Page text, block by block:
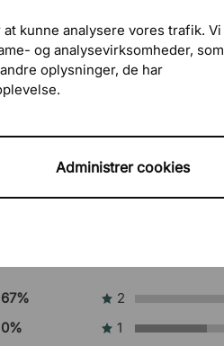
kunne analysere vores trafik. Vi
og analysevirksomheder, som
oplysninger, de har
Administrer cookies
67%
0%
2
1